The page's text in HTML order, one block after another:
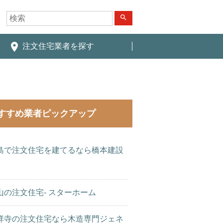
search
place 注文住宅業者を探す
すめ業者ピックアップ
で注文住宅を建てるなら橋本建設
の注文住宅- スターホーム
寺の注文住宅なら木造専門ジェネ